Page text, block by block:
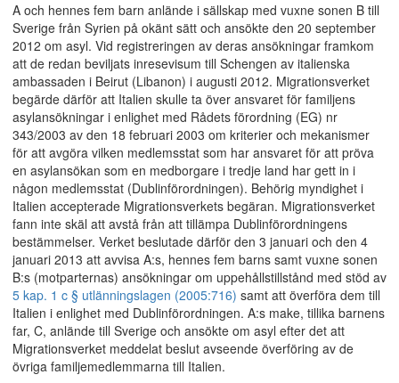
A och hennes fem barn anlände i sällskap med vuxne sonen B till
Sverige från Syrien på okänt sätt och ansökte den 20 september
2012 om asyl. Vid registreringen av deras ansökningar framkom
att de redan beviljats inresevisum till Schengen av italienska
ambassaden i Beirut (Libanon) i augusti 2012. Migrationsverket
begärde därför att Italien skulle ta över ansvaret för familjens
asylansökningar i enlighet med Rådets förordning (EG) nr
343/2003 av den 18 februari 2003 om kriterier och mekanismer
för att avgöra vilken medlemsstat som har ansvaret för att pröva
en asylansökan som en medborgare i tredje land har gett in i
någon medlemsstat (Dublinförordningen). Behörig myndighet i
Italien accepterade Migrationsverkets begäran. Migrationsverket
fann inte skäl att avstå från att tillämpa Dublinförordningens
bestämmelser. Verket beslutade därför den 3 januari och den 4
januari 2013 att avvisa A:s, hennes fem barns samt vuxne sonen
B:s (motparternas) ansökningar om uppehållstillstånd med stöd av
5 kap. 1 c § utlänningslagen (2005:716) samt att överföra dem till
Italien i enlighet med Dublinförordningen. A:s make, tillika barnens
far, C, anlände till Sverige och ansökte om asyl efter det att
Migrationsverket meddelat beslut avseende överföring av de
övriga familjemedlemmarna till Italien.